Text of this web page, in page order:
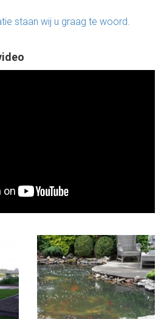
staan wij u graag te woord.